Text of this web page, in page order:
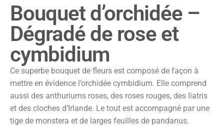
Bouquet d’orchidée –
Dégradé de rose et
cymbidium
Ce superbe bouquet de fleurs est composé de façon à
mettre en évidence l’orchidée cymbidium. Elle comprend
aussi des anthuriums roses, des roses rouges, des liatris
et des cloches d’Irlande. Le tout est accompagné par une
tige de monstera et de larges feuilles de pandanus.